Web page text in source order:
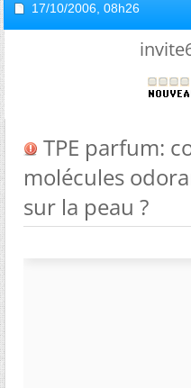
17/10/2006, 08h26
TPE parfum:
molécules
sur la peau ?